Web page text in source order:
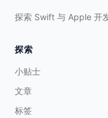
探索 Swift 与 Apple 开
探索
小贴士
文章
标签